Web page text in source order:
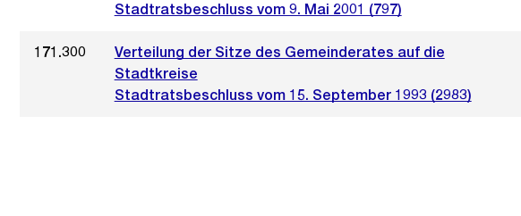
Stadtratsbeschluss vom 9. Mai 2001 (797)
171.300
Verteilung der Sitze des Gemeinderates auf die
Stadtkreise
Stadtratsbeschluss vom 15. September 1993 (2983)